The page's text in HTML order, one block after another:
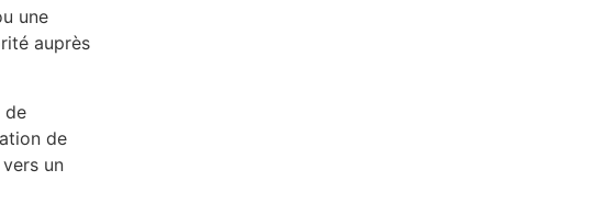
une
auprès
de
de
un